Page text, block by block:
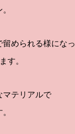
められる様になっ
す。
マテリアルで